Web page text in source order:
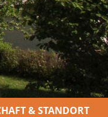
& STANDORT